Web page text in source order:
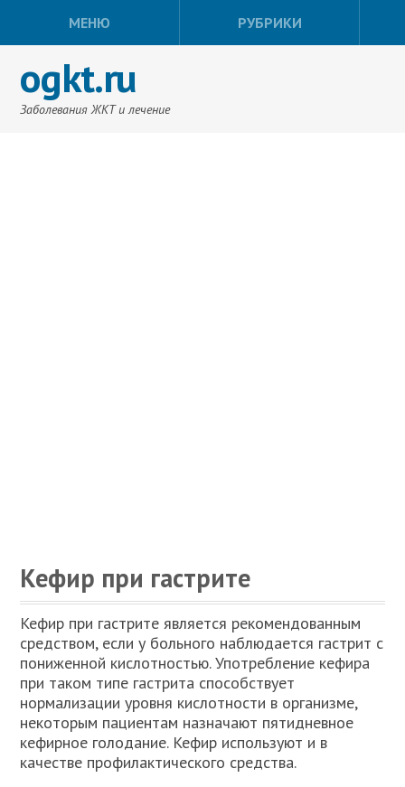
МЕНЮ РУБРИКИ
ogkt.ru
Заболевания ЖКТ и лечение
Кефир при гастрите
Кефир при гастрите является рекомендованным
средством, если у больного наблюдается гастрит с
пониженной кислотностью. Употребление кефира
при таком типе гастрита способствует
нормализации уровня кислотности в организме,
некоторым пациентам назначают пятидневное
кефирное голодание. Кефир используют и в
качестве профилактического средства.